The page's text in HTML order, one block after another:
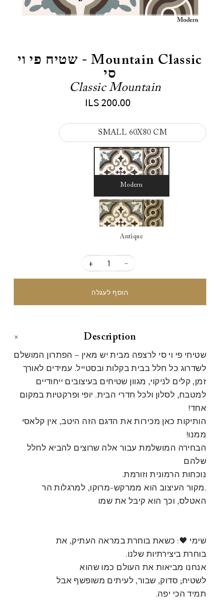
Mountain Classic - שטיח פי וי
סי
Classic Mountain
ILS 200.00
SMALL 60X80 CM
Modern
Antique
-
+
Description
שטיחי פי וי סי לרצפה מבית יש מאין – הפתרון המושלם
לשדרוג כל חלל בבית בקלות ובסטייל. עמידים לאורך
זמן, קלים לניקוי, מגוון שטיחים בעיצובים ייחודיים
למטבח, לסלון ולכל חדרי הבית. יופי ופרקטיות במקום
אחד!
הותיקות כאן מכירות את הדגם הזה היטב, אין קלאסי
ממנו!
הבחירה המושלמת עבור אלה שרוצים להביא לחלל
שלהם
נוכחות הרמונית וזורמת.
.מקור העיצוב הוא ממרקש-מרוקו, למרגלות הר
האטלס, וכך הוא קיבל את שמו
שימי 🖤: כשאת בוחרת במראה העתיק, את
בוחרת ביצירתיות שלנו.
אנחנו מביאות את העולם כמו שהוא
לשטיח; סדוק, שבור, לעיתים משופשף אבל
תמיד הכי יפה.